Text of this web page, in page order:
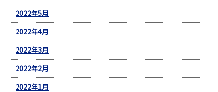
2022年5月
2022年4月
2022年3月
2022年2月
2022年1月